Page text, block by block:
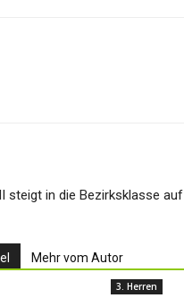
steigt in die Bezirksklasse auf
Mehr vom Autor
3. Herren